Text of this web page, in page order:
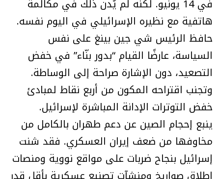
هاتفية مع نظيره الإسرائيلي في اليوم نفسه.
حافظ الرئيس شي جين بينغ على نفس
السياسة، عارضًا القيام “بدور بنّاء” في خفض
التصعيد، دون الإشارة صراحة إلى الوساطة.
وتجنب اقتراحه المكون من أربع نقاط لمبادئ
خفض التوترات الإدانة المباشرة لإسرائيل.
ينبع إحجام الصين عن دعم طهران بالكامل من
مخاوفها من ضعف إيران العسكري. فقد شنت
إسرائيل بنجاح ضربات على مواقع نووية ومنصات